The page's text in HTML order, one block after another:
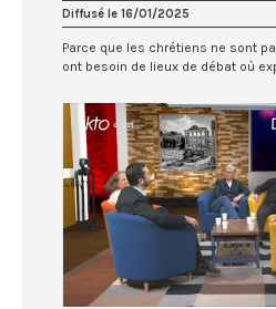
Diffusé le 16/01/2025
Parce que les chrétiens ne sont
ont besoin de lieux de débat où